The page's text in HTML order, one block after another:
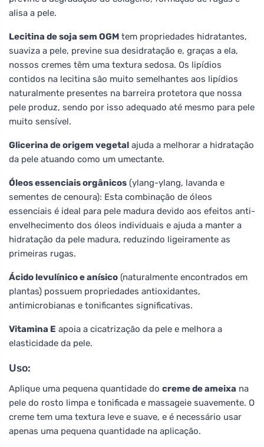
alisa a pele.
Lecitina de soja sem OGM tem propriedades hidratantes,
suaviza a pele, previne sua desidratação e, graças a ela,
nossos cremes têm uma textura sedosa. Os lipídios
contidos na lecitina são muito semelhantes aos lipídios
naturalmente presentes na barreira protetora que nossa
pele produz, sendo por isso adequado até mesmo para pele
muito sensível.
Glicerina de origem vegetal ajuda a melhorar a hidratação
da pele atuando como um umectante.
Óleos essenciais orgânicos (ylang-ylang, lavanda e
sementes de cenoura): Esta combinação de óleos
essenciais é ideal para pele madura devido aos efeitos anti-
envelhecimento dos óleos individuais e ajuda a manter a
hidratação da pele madura, reduzindo ligeiramente as
primeiras rugas.
Ácido levulínico e anísico (naturalmente encontrados em
plantas) possuem propriedades antioxidantes,
antimicrobianas e tonificantes significativas.
Vitamina E apoia a cicatrização da pele e melhora a
elasticidade da pele.
Uso:
Aplique uma pequena quantidade do creme de ameixa na
pele do rosto limpa e tonificada e massageie suavemente. O
creme tem uma textura leve e suave, e é necessário usar
apenas uma pequena quantidade na aplicação.